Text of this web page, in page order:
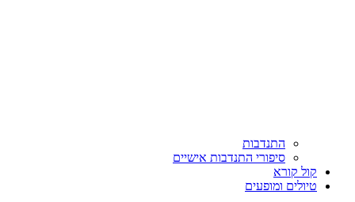
התנדבות
סיפורי התנדבות אישיים
קול קורא
טיולים ומופעים